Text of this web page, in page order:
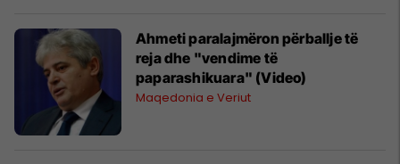
Ahmeti paralajmëron përballje të
reja dhe "vendime të
paparashikuara" (Video)
Maqedonia e Veriut